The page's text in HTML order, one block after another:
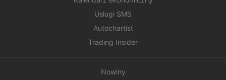
Usługi SMS
Autochartist
Trading Insider
Nowiny